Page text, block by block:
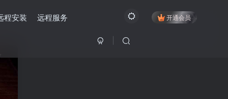
程安装 远程服务 开通会员